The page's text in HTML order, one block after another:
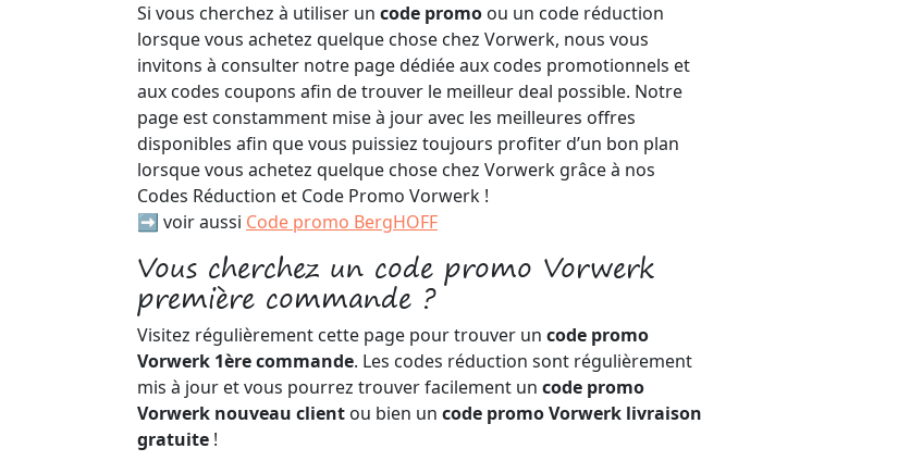
Si vous cherchez à utiliser un code promo ou un code réduction
lorsque vous achetez quelque chose chez Vorwerk, nous vous
invitons à consulter notre page dédiée aux codes promotionnels et
aux codes coupons afin de trouver le meilleur deal possible. Notre
page est constamment mise à jour avec les meilleures offres
disponibles afin que vous puissiez toujours profiter d’un bon plan
lorsque vous achetez quelque chose chez Vorwerk grâce à nos
Codes Réduction et Code Promo Vorwerk !
➡️ voir aussi Code promo BergHOFF
Vous cherchez un code promo Vorwerk
première commande ?
Visitez régulièrement cette page pour trouver un code promo
Vorwerk 1ère commande. Les codes réduction sont régulièrement
mis à jour et vous pourrez trouver facilement un code promo
Vorwerk nouveau client ou bien un code promo Vorwerk livraison
gratuite !